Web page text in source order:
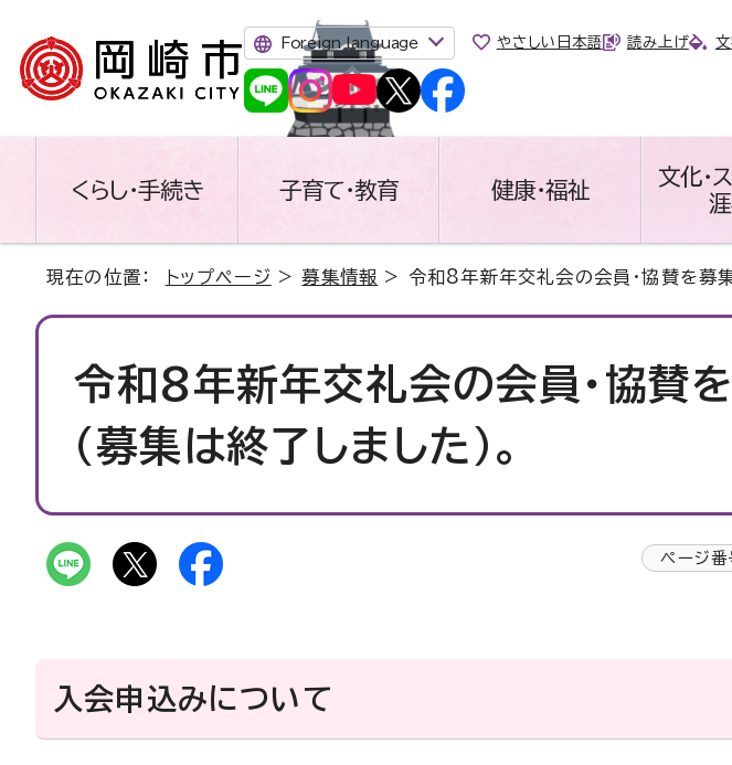
Foreign language やさしい日本語 読み上げ
くらし・手続き 子育て・教育 健康・福祉
文化・
現在の位置： トップページ >募集情報 > 令和8年新年交礼会の会員・協賛を募集
令和8年新年交礼会の会員・協賛
（募集は終了しました）。
ページ番
入会申込みについて